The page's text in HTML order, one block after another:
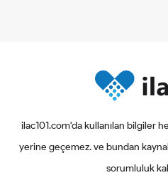
ilac101.com'da kullanılan bilgiler
yerine geçemez. ve bundan
sorumluluk